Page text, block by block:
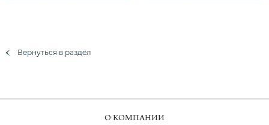
Вернуться в раздел
О КОМПАНИИ